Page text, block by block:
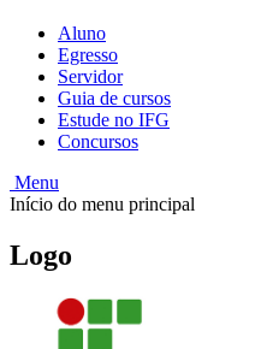
Aluno
Egresso
Servidor
Guia de cursos
Estude no IFG
Concursos
Menu
Início do menu principal
Logo